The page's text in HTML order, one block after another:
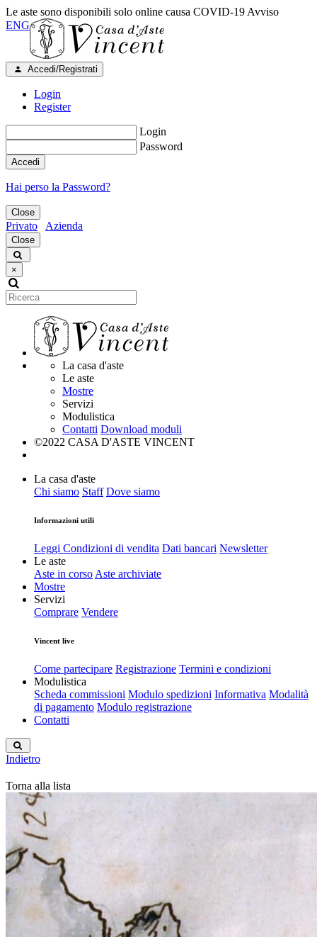
Le aste sono disponibili solo online causa COVID-19 Avviso
ENG
Accedi/Registrati
Login
Register
Login
Password
Accedi
Hai perso la Password?
Close
Privato Azienda
Close
×
La casa d'aste
Le aste
Mostre
Servizi
Modulistica
Contatti Download moduli
©2022 CASA D'ASTE VINCENT
La casa d'aste
Chi siamo Staff Dove siamo
Informazioni utili
Leggi Condizioni di vendita Dati bancari Newsletter
Le aste
Aste in corso Aste archiviate
Mostre
Servizi
Comprare Vendere
Vincent live
Come partecipare Registrazione Termini e condizioni
Modulistica
Scheda commissioni Modulo spedizioni Informativa Modalità
di pagamento Modulo registrazione
Contatti
Indietro
Torna alla lista